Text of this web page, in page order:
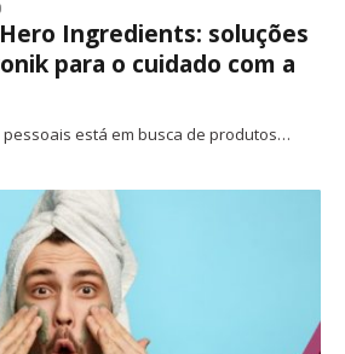
Ingredients: soluções
para o cuidado com a
está em busca de produtos…